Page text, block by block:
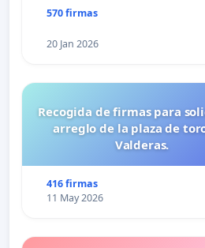
570 firmas
20 Jan 2026
Recogida de firmas para
arreglo de la plaza de
Valderas.
416 firmas
11 May 2026